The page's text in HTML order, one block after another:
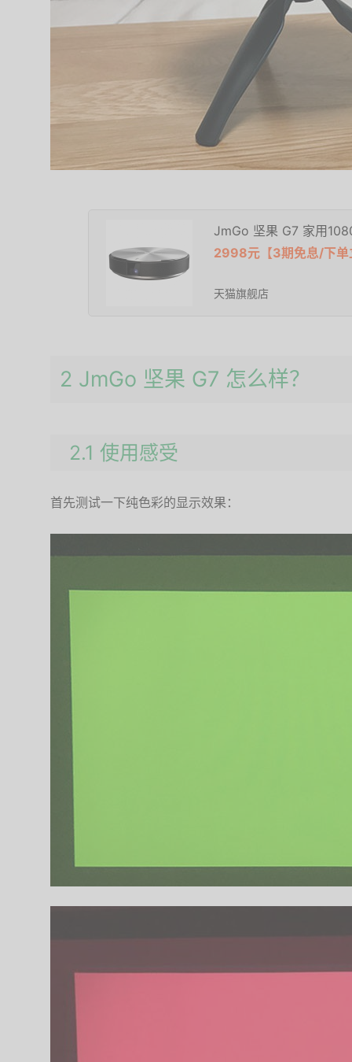
JmGo 坚果 G7 家用
2998元【3期免息/下
天猫旗舰店
2 JmGo 坚果 G7 怎么样？
2.1 使用感受
首先测试一下纯色彩的显示效果：